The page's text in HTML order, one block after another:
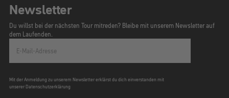
Newsletter
Du willst bei der nächsten Tour mitreden? Bleibe mit unserem Newsletter auf
dem Laufenden.
E-Mail-Adresse
Mit der Anmeldung zu unserem Newsletter erklärst du dich einverstanden mit
unserer Datenschutzerklärung